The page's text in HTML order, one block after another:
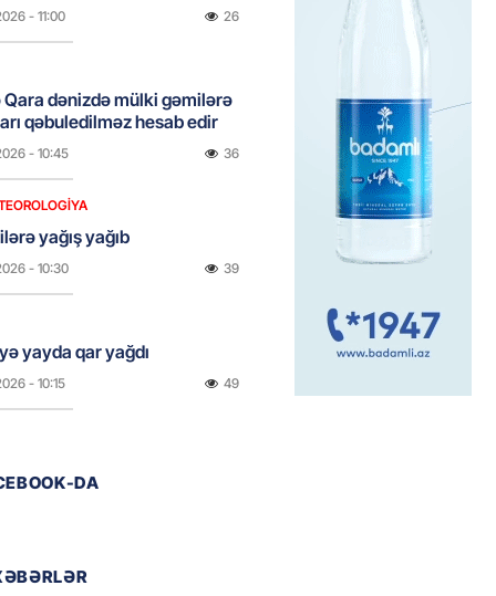
- 11:00 26
dənizdə mülki gəmilərə
qəbuledilməz hesab edir
- 10:45 36
yağış yağıb
- 10:30 39
yayda qar yağdı
- 10:15 49
Xirosima qurbanlarının
ediləcək
DA